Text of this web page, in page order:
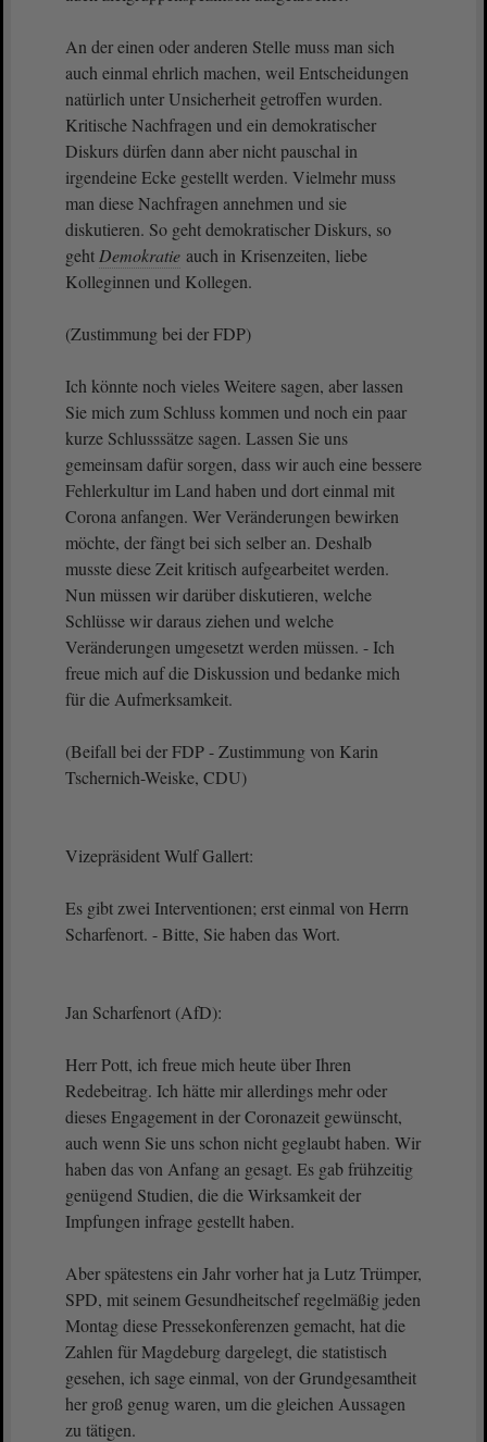
An der einen oder anderen Stelle muss man sich
auch einmal ehrlich machen, weil Entscheidungen
natürlich unter Unsicherheit getroffen wurden.
Kritische Nachfragen und ein demokratischer
Diskurs dürfen dann aber nicht pauschal in
irgendeine Ecke gestellt werden. Vielmehr muss
man diese Nachfragen annehmen und sie
diskutieren. So geht demokratischer Diskurs, so
geht Demokratie auch in Krisenzeiten, liebe
Kolleginnen und Kollegen.
(Zustimmung bei der FDP)
Ich könnte noch vieles Weitere sagen, aber lassen
Sie mich zum Schluss kommen und noch ein paar
kurze Schlusssätze sagen. Lassen Sie uns
gemeinsam dafür sorgen, dass wir auch eine bessere
Fehlerkultur im Land haben und dort einmal mit
Corona anfangen. Wer Veränderungen bewirken
möchte, der fängt bei sich selber an. Deshalb
musste diese Zeit kritisch aufgearbeitet werden.
Nun müssen wir darüber diskutieren, welche
Schlüsse wir daraus ziehen und welche
Veränderungen umgesetzt werden müssen. - Ich
freue mich auf die Diskussion und bedanke mich
für die Aufmerksamkeit.
(Beifall bei der FDP - Zustimmung von Karin
Tschernich-Weiske, CDU)
Vizepräsident Wulf Gallert:
Es gibt zwei Interventionen; erst einmal von Herrn
Scharfenort. - Bitte, Sie haben das Wort.
Jan Scharfenort (AfD):
Herr Pott, ich freue mich heute über Ihren
Redebeitrag. Ich hätte mir allerdings mehr oder
dieses Engagement in der Coronazeit gewünscht,
auch wenn Sie uns schon nicht geglaubt haben. Wir
haben das von Anfang an gesagt. Es gab frühzeitig
genügend Studien, die die Wirksamkeit der
Impfungen infrage gestellt haben.
Aber spätestens ein Jahr vorher hat ja Lutz Trümper,
SPD, mit seinem Gesundheitschef regelmäßig jeden
Montag diese Pressekonferenzen gemacht, hat die
Zahlen für Magdeburg dargelegt, die statistisch
gesehen, ich sage einmal, von der Grundgesamtheit
her groß genug waren, um die gleichen Aussagen
zu tätigen.